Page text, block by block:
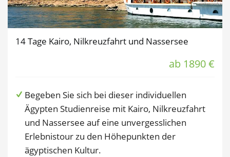
14 Tage Kairo, Nilkreuzfahrt und Nassersee
ab 1890 €
Begeben Sie sich bei dieser individuellen
Ägypten Studienreise mit Kairo, Nilkreuzfahrt
und Nassersee auf eine unvergesslichen
Erlebnistour zu den Höhepunkten der
ägyptischen Kultur.